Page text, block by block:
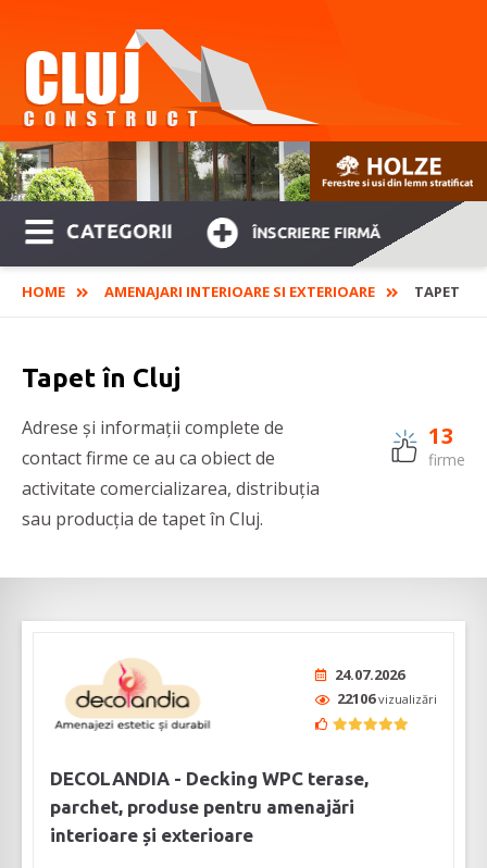
CATEGORII ÎNSCRIERE FIRMĂ
HOME AMENAJARI INTERIOARE SI EXTERIOARE TAPET
Tapet în Cluj
Adrese și informații complete de
contact firme ce au ca obiect de
activitate comercializarea, distribuția
sau producția de tapet în Cluj.
13
firme
24.07.2026
22106vizualizări
DECOLANDIA - Decking WPC terase,
parchet, produse pentru amenajări
interioare și exterioare